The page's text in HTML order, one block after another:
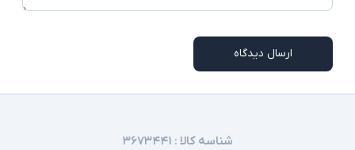
اقلام همراه شارژر استاندارد به همراه کابل برق
توضیحات تکمیلی
تشخیص چهره در همه مدلها وجود ندارند
ارسال دیدگاه
شناسه کالا : ۳۶۷۳۴۴۱